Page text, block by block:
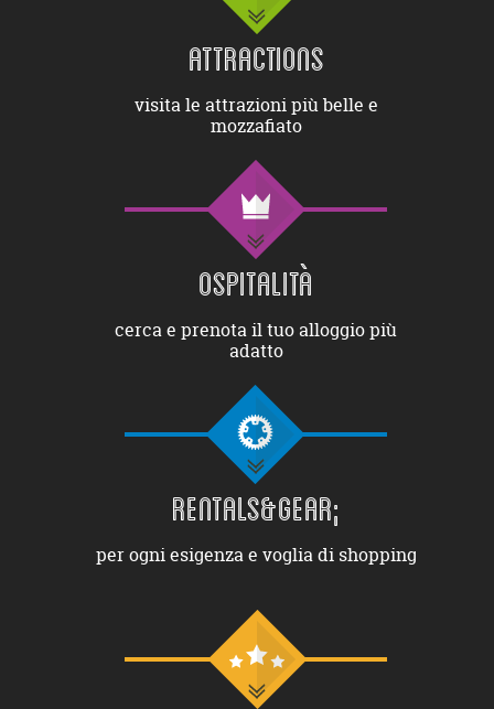
ATTRACTIONS
visita le attrazioni più belle e
mozzafiato
OSPITALITÀ
cerca e prenota il tuo alloggio più
adatto
RENTALS&GEAR;
per ogni esigenza e voglia di shopping